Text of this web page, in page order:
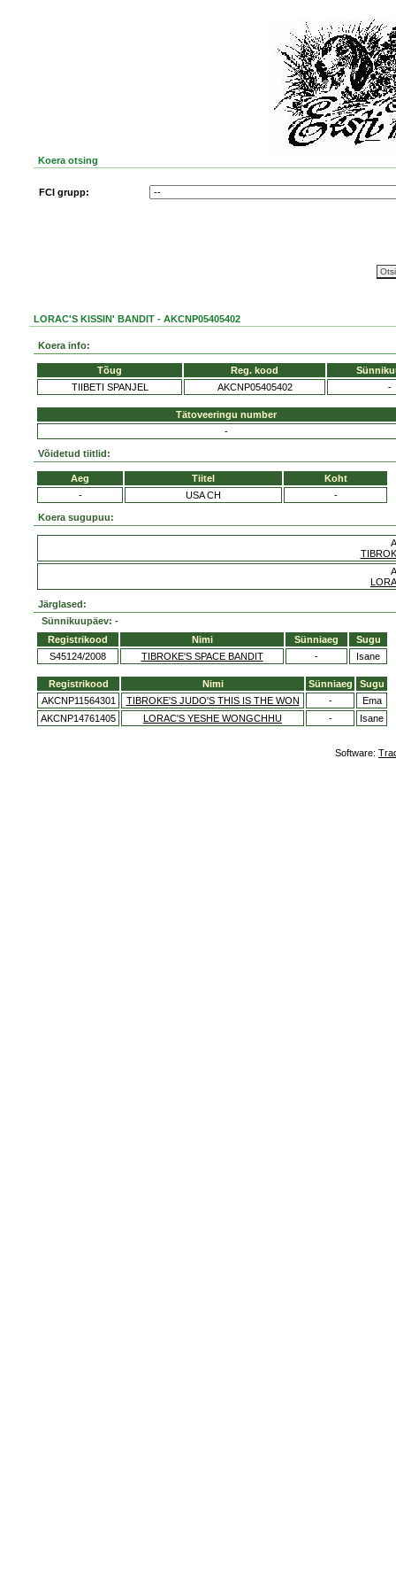
Koera otsing
FCI grupp:
LORAC'S KISSIN' BANDIT - AKCNP05405402
Koera info:
Tõug Reg. kood
TIIBETI SPANJEL
AKCNP05405402 -
Tätoveeringu number
-
Võidetud tiitlid:
Aeg Tiitel
Koht
-
USA CH -
Koera sugupuu:
Järglased:
Sünnikuupäev: -
Registrikood
Nimi Sünniaeg
Sugu
S45124/2008
TIBROKE'S SPACE BANDIT - Isane
Registrikood Nimi Sünniaeg
Sugu
AKCNP11564301
TIBROKE'S JUDO'S THIS IS THE WON -
Ema
AKCNP14761405
LORAC'S YESHE WONGCHHU - Isane
Software: